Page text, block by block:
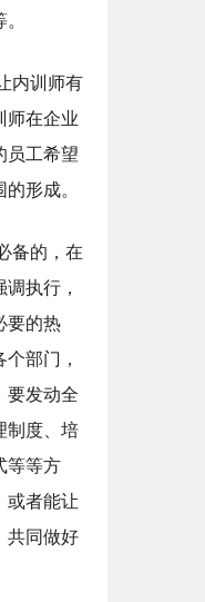
内训师有
师在企业
员工希望
形成。
备的，在
执行，
要的热
部门，
要发动全
制度、培
等等方
或者能让
共同做好